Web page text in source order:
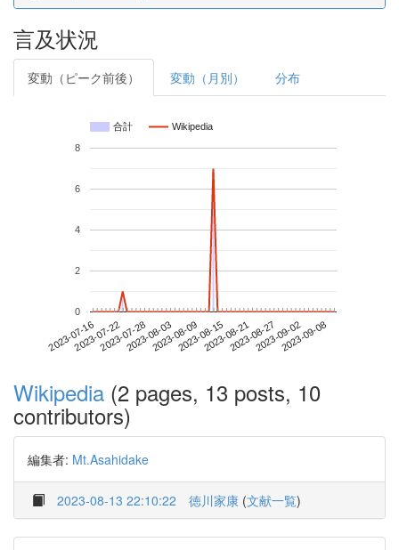
言及状況
変動（ピーク前後） 変動（月別） 分布
合計 Wikipedia
2023-07-162023-07-222023-07-282023-08-032023-08-092023-08-152023-08-212023-08-272023-09-022023-09-08
0
2
4
6
8
Wikipedia (2 pages, 13 posts, 10
contributors)
編集者: Mt.Asahidake
2023-08-13 22:10:22 徳川家康 (文献一覧)